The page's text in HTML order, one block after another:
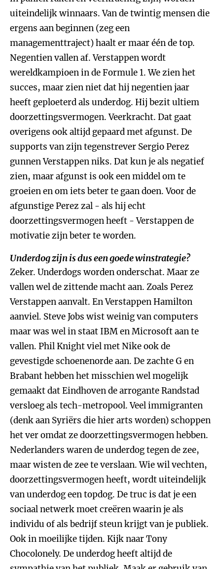
uiteindelijk winnaars. Van de twintig mensen die
ergens aan beginnen (zeg een
managementtraject) haalt er maar één de top.
Negentien vallen af. Verstappen wordt
wereldkampioen in de Formule 1. We zien het
succes, maar zien niet dat hij negentien jaar
heeft geploeterd als underdog. Hij bezit ultiem
doorzettingsvermogen. Veerkracht. Dat gaat
overigens ook altijd gepaard met afgunst. De
supports van zijn tegenstrever Sergio Perez
gunnen Verstappen niks. Dat kun je als negatief
zien, maar afgunst is ook een middel om te
groeien en om iets beter te gaan doen. Voor de
afgunstige Perez zal - als hij echt
doorzettingsvermogen heeft - Verstappen de
motivatie zijn beter te worden.
Underdog zijn is dus een goede winstrategie?
Zeker. Underdogs worden onderschat. Maar ze
vallen wel de zittende macht aan. Zoals Perez
Verstappen aanvalt. En Verstappen Hamilton
aanviel. Steve Jobs wist weinig van computers
maar was wel in staat IBM en Microsoft aan te
vallen. Phil Knight viel met Nike ook de
gevestigde schoenenorde aan. De zachte G en
Brabant hebben het misschien wel mogelijk
gemaakt dat Eindhoven de arrogante Randstad
versloeg als tech-metropool. Veel immigranten
(denk aan Syriërs die hier arts worden) schoppen
het ver omdat ze doorzettingsvermogen hebben.
Nederlanders waren de underdog tegen de zee,
maar wisten de zee te verslaan. Wie wil vechten,
doorzettingsvermogen heeft, wordt uiteindelijk
van underdog een topdog. De truc is dat je een
sociaal netwerk moet creëren waarin je als
individu of als bedrijf steun krijgt van je publiek.
Ook in moeilijke tijden. Kijk naar Tony
Chocolonely. De underdog heeft altijd de